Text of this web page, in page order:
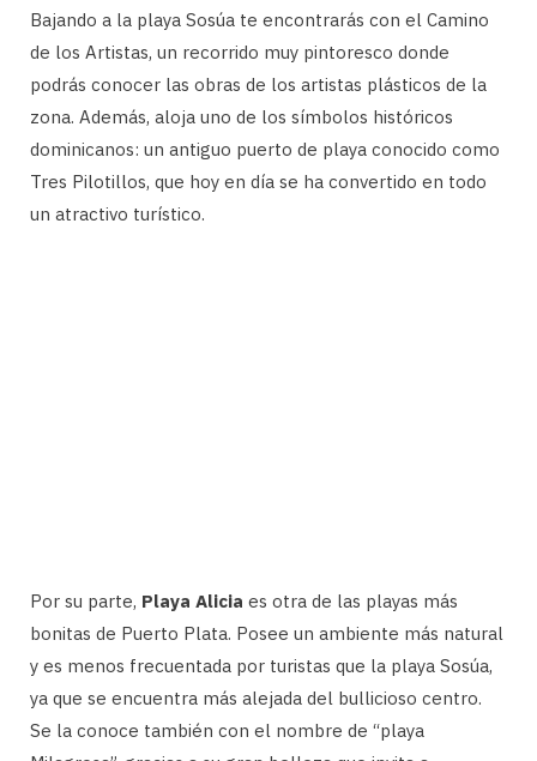
Bajando a la playa Sosúa te encontrarás con el Camino
de los Artistas, un recorrido muy pintoresco donde
podrás conocer las obras de los artistas plásticos de la
zona. Además, aloja uno de los símbolos históricos
dominicanos: un antiguo puerto de playa conocido como
Tres Pilotillos, que hoy en día se ha convertido en todo
un atractivo turístico.
Por su parte, Playa Alicia es otra de las playas más
bonitas de Puerto Plata. Posee un ambiente más natural
y es menos frecuentada por turistas que la playa Sosúa,
ya que se encuentra más alejada del bullicioso centro.
Se la conoce también con el nombre de “playa